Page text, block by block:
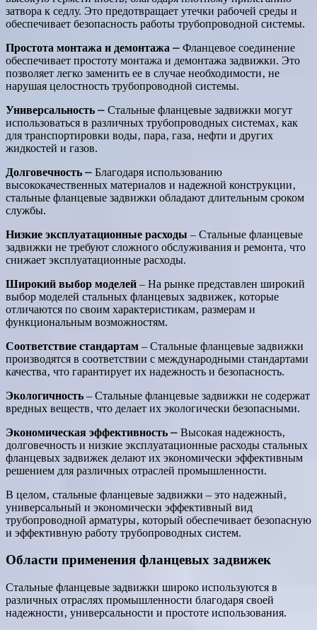
затвора к седлу. Это предотвращает утечки рабочей среды и
обеспечивает безопасность работы трубопроводной системы.
Простота монтажа и демонтажа ⎼ Фланцевое соединение
обеспечивает простоту монтажа и демонтажа задвижки. Это
позволяет легко заменить ее в случае необходимости‚ не
нарушая целостность трубопроводной системы.
Универсальность ⎼ Стальные фланцевые задвижки могут
использоваться в различных трубопроводных системах‚ как
для транспортировки воды‚ пара‚ газа‚ нефти и других
жидкостей и газов.
Долговечность ⎼ Благодаря использованию
высококачественных материалов и надежной конструкции‚
стальные фланцевые задвижки обладают длительным сроком
службы.
Низкие эксплуатационные расходы ‒ Стальные фланцевые
задвижки не требуют сложного обслуживания и ремонта‚ что
снижает эксплуатационные расходы.
Широкий выбор моделей ‒ На рынке представлен широкий
выбор моделей стальных фланцевых задвижек‚ которые
отличаются по своим характеристикам‚ размерам и
функциональным возможностям.
Соответствие стандартам ‒ Стальные фланцевые задвижки
производятся в соответствии с международными стандартами
качества‚ что гарантирует их надежность и безопасность.
Экологичность ‒ Стальные фланцевые задвижки не содержат
вредных веществ‚ что делает их экологически безопасными.
Экономическая эффективность ⎼ Высокая надежность‚
долговечность и низкие эксплуатационные расходы стальных
фланцевых задвижек делают их экономически эффективным
решением для различных отраслей промышленности.
В целом‚ стальные фланцевые задвижки ‒ это надежный‚
универсальный и экономически эффективный вид
трубопроводной арматуры‚ который обеспечивает безопасную
и эффективную работу трубопроводных систем.
Области применения фланцевых задвижек
Стальные фланцевые задвижки широко используются в
различных отраслях промышленности благодаря своей
надежности‚ универсальности и простоте использования.